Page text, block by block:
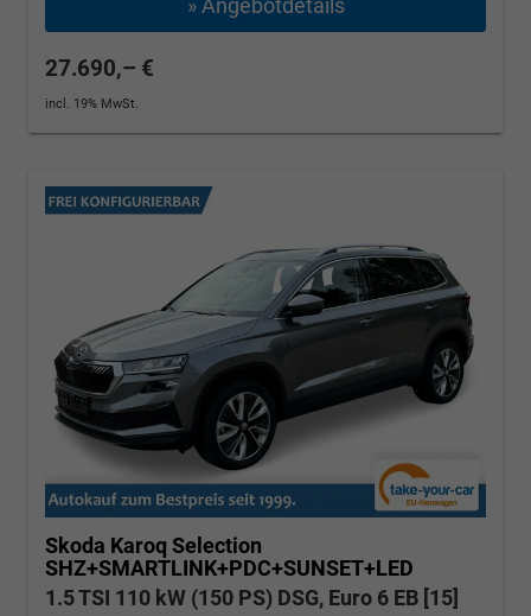
» Angebotdetails
27.690,– €
incl. 19% MwSt.
Skoda Karoq Selection
SHZ+SMARTLINK+PDC+SUNSET+LED
1.5 TSI 110 kW (150 PS) DSG, Euro 6 EB [15]